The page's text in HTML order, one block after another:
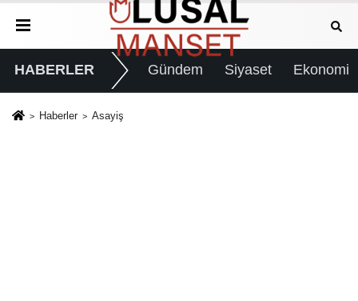
HABERLER Gündem Siyaset Ekonomi
Haberler Asayiş